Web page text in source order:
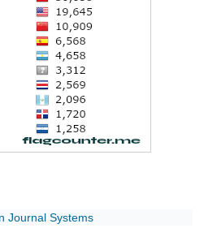
Journal Systems